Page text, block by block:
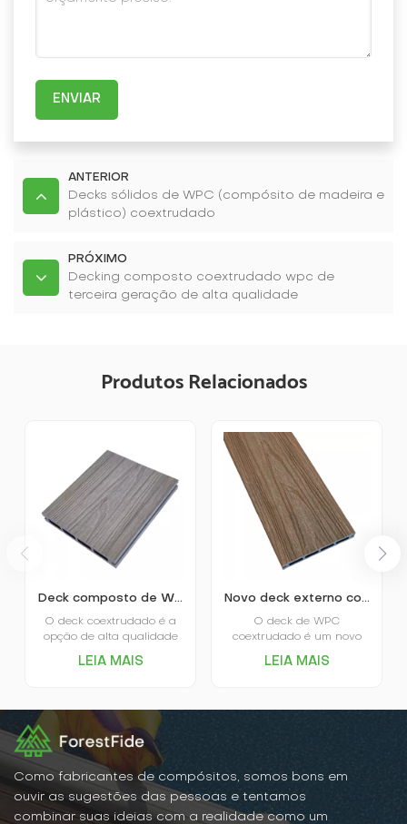
ENVIAR
ANTERIOR
Decks sólidos de WPC (compósito de madeira e
plástico) coextrudado
PRÓXIMO
Decking composto coextrudado wpc de
terceira geração de alta qualidade
Produtos Relacionados
Deck composto de WPC coextrudado e pultrudado
O deck coextrudado é a
opção de alta qualidade
deck coextrudado é
daí o nome.O principal
diferencial do deck
revestido é o alto
desempenho em absorção
de água e resistência a
arranhões, além da
variedade de padrões e
LEIA MAIS
Novo deck externo composto coextrudado WPC com seção quadrada oca.
O deck de WPC
coextrudado é um novo
durável e ecológico, que
resistência à água e à
umidade, aos raios UV e à
abrasão, além de ser fácil
LEIA MAIS
Como fabricantes de compósitos, somos bons em
ouvir as sugestões das pessoas e tentamos
combinar suas ideias com a realidade como um